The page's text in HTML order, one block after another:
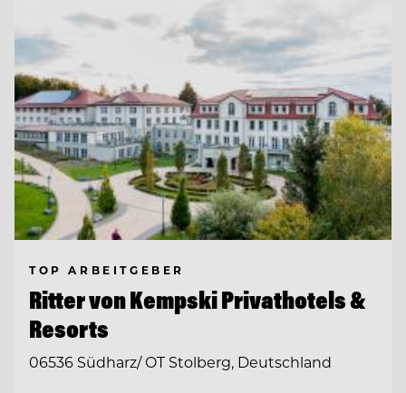
TOP ARBEITGEBER
Ritter von Kempski Privathotels &
Resorts
06536 Südharz/ OT Stolberg, Deutschland